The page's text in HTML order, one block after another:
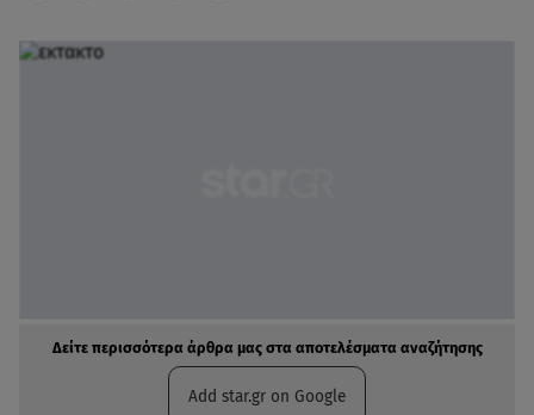
Δείτε περισσότερα άρθρα μας στα αποτελέσματα αναζήτησης
Add star.gr on Google